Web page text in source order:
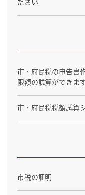
ださい
市・府民税の申告書
限額の試算ができま
市・府民税税額試算
市税の証明